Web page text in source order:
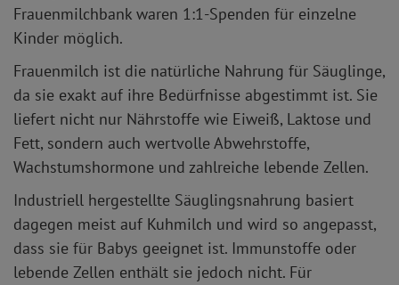
Frauenmilchbank waren 1:1-Spenden für einzelne
Kinder möglich.
Frauenmilch ist die natürliche Nahrung für Säuglinge,
da sie exakt auf ihre Bedürfnisse abgestimmt ist. Sie
liefert nicht nur Nährstoffe wie Eiweiß, Laktose und
Fett, sondern auch wertvolle Abwehrstoffe,
Wachstumshormone und zahlreiche lebende Zellen.
Industriell hergestellte Säuglingsnahrung basiert
dagegen meist auf Kuhmilch und wird so angepasst,
dass sie für Babys geeignet ist. Immunstoffe oder
lebende Zellen enthält sie jedoch nicht. Für